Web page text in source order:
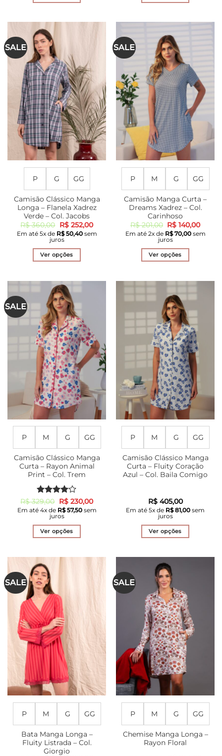
As
opções
podem
ser
escolhidas
na
página
do
produto
várias
variantes.
As
opções
podem
ser
escolhidas
na
página
do
produto
SALE
P G GG
Camisão Clássico Manga
Longa – Flanela Xadrez
Verde – Col. Jacobs
R$360,00 O
preço
original
era:
R$ 360,00.
R$252,00O
preço
atual
Em até 5x de R$50,40sem
juros
Ver opções
tem
várias
variantes.
As
opções
podem
ser
escolhidas
na
página
do
produto
SALE
P M G GG
Camisão Manga Curta –
Dreams Xadrez – Col.
Carinhoso
R$201,00 O
preço
original
era:
R$ 201,00.
R$ 140,00O
preço
atual
Em até 2x de R$70,00sem
juros
Ver opções
várias
variantes.
As
opções
podem
ser
escolhidas
na
página
do
produto
SALE
P M G GG
Camisão Clássico Manga
Curta – Rayon Animal
Print – Col. Trem
Avaliação
4de 5
R$329,00 O
preço
original
era:
R$ 329,00.
R$230,00O
preço
atual
Em até 4x de R$57,50sem
juros
Ver opções
As
opções
podem
ser
escolhidas
na
página
do
produto
P M G GG
Camisão Clássico Manga
Curta – Fluity Coração
Azul – Col. Baila Comigo
R$405,00
Em até 5x de R$81,00 sem
juros
Ver opções
tem
várias
variantes.
As
opções
podem
ser
escolhidas
na
página
do
produto
SALE
P M G GG
Bata Manga Longa –
Fluity Listrada – Col.
Giorgio
SALE
P M G GG
Chemise Manga Longa –
Rayon Floral